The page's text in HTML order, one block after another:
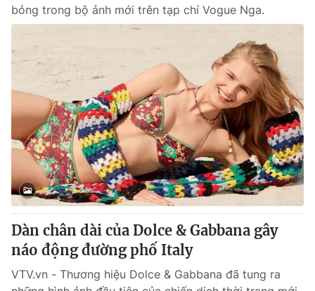
bỏng trong bộ ảnh mới trên tạp chí Vogue Nga.
Dàn chân dài của Dolce & Gabbana gây
náo động đường phố Italy
VTV.vn - Thương hiệu Dolce & Gabbana đã tung ra